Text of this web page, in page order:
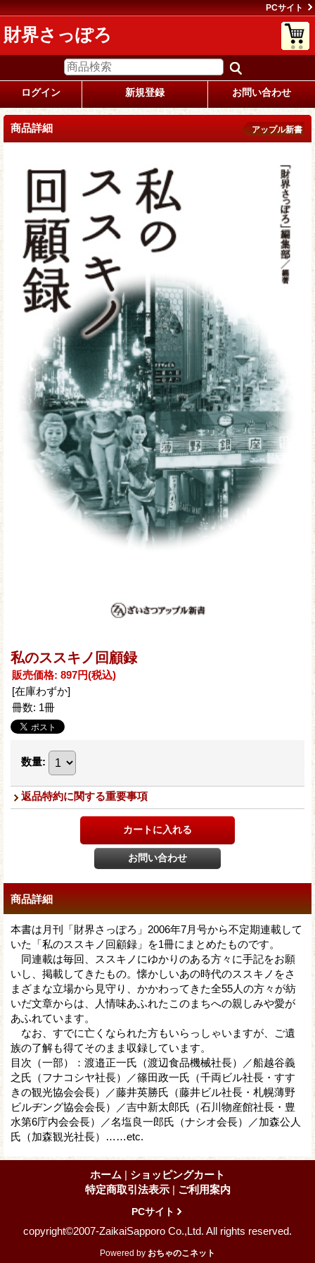
PCサイト
財界さっぽろ
ログイン 新規登録 お問い合わせ
商品詳細 アップル新書
私のススキノ回顧録
販売価格: 897円(税込)
[在庫わずか]
冊数: 1冊
数量:
返品特約に関する重要事項
商品詳細
本書は月刊「財界さっぽろ」2006年7月号から不定期連載して
いた「私のススキノ回顧録」を1冊にまとめたものです。
同連載は毎回、ススキノにゆかりのある方々に手記をお願
いし、掲載してきたもの。懐かしいあの時代のススキノをさ
まざまな立場から見守り、かかわってきた全55人の方々が紡
いだ文章からは、人情味あふれたこのまちへの親しみや愛が
あふれています。
なお、すでに亡くなられた方もいらっしゃいますが、ご遺
族の了解も得てそのまま収録しています。
目次（一部）：渡邉正一氏（渡辺食品機械社長）／船越谷義
之氏（フナコシヤ社長）／篠田政一氏（千両ビル社長・すす
きの観光協会会長）／藤井英勝氏（藤井ビル社長・札幌薄野
ビルヂング協会会長）／吉中新太郎氏（石川物産館社長・豊
水第6庁内会会長）／名塩良一郎氏（ナシオ会長）／加森公人
氏（加森観光社長）……etc.
ホーム | ショッピングカート
特定商取引法表示 | ご利用案内
PCサイト
copyright©2007-ZaikaiSapporo Co.,Ltd. All rights reserved.
Powered by おちゃのこネット